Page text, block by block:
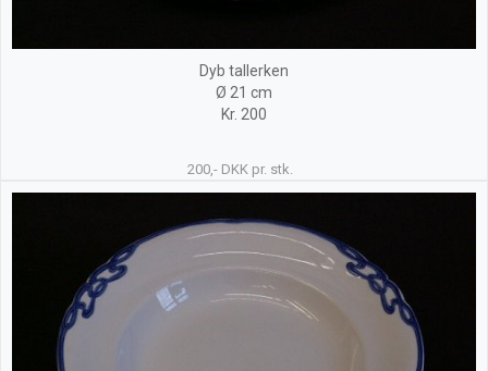
Dyb tallerken
Ø 21 cm
Kr. 200
200,- DKK pr. stk.